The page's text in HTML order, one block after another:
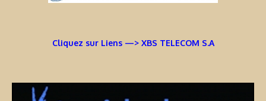
Cliquez sur Liens —> XBS TELECOM S.A